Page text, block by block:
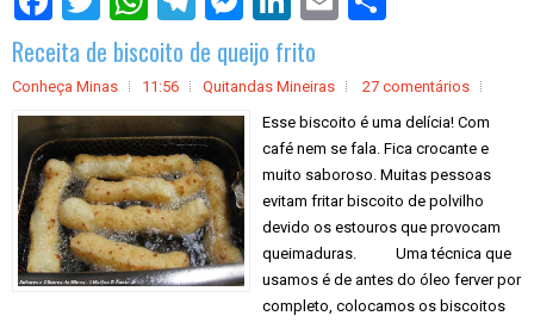
Receita de biscoito de queijo frito
Conheça Minas 11:56 Quitandas Mineiras
27 comentários
Esse biscoito é uma delícia! Com
café nem se fala. Fica crocante e
muito saboroso. Muitas pessoas
evitam fritar biscoito de polvilho
devido os estouros que provocam
queimaduras. Uma técnica que
usamos é de antes do óleo ferver por
completo, colocamos os biscoitos